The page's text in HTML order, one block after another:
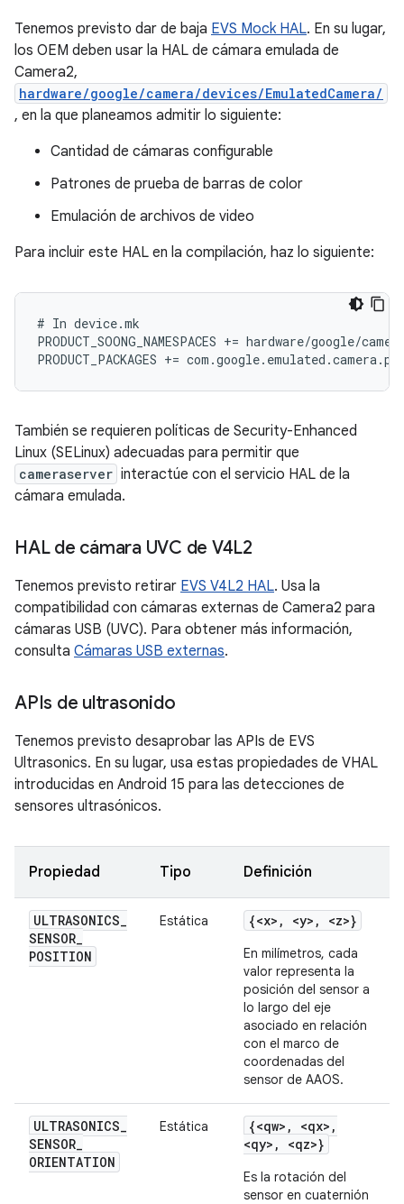
Tenemos previsto dar de baja EVS Mock HAL. En su lugar,
los OEM deben usar la HAL de cámara emulada de
Camera2,
hardware/google/camera/devices/EmulatedCamera/
, en la que planeamos admitir lo siguiente:
Cantidad de cámaras configurable
Patrones de prueba de barras de color
Emulación de archivos de video
Para incluir este HAL en la compilación, haz lo siguiente:
# In device.mk
PRODUCT_SOONG_NAMESPACES += hardware/google/
También se requieren políticas de Security-Enhanced
Linux (SELinux) adecuadas para permitir que
cameraserver interactúe con el servicio HAL de la
cámara emulada.
HAL de cámara UVC de V4L2
Tenemos previsto retirar EVS V4L2 HAL. Usa la
compatibilidad con cámaras externas de Camera2 para
cámaras USB (UVC). Para obtener más información,
consulta Cámaras USB externas.
APIs de ultrasonido
Tenemos previsto desaprobar las APIs de EVS
Ultrasonics. En su lugar, usa estas propiedades de VHAL
introducidas en Android 15 para las detecciones de
sensores ultrasónicos.
Propiedad Tipo Definición
ULTRASONICS_
SENSOR_
POSITION
Estática {<x> , <y> , <z>}
En milímetros, cada
valor representa la
posición del sensor a
lo largo del eje
asociado en relación
con el marco de
coordenadas del
sensor de AAOS.
ULTRASONICS_
SENSOR_
ORIENTATION
Estática {<qw> , <qx> ,
<qy> , <qz>}
Es la rotación del
sensor en cuaternión